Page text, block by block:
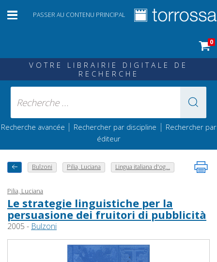
PASSER AU CONTENU PRINCIPAL
0
VOTRE LIBRAIRIE DIGITALE DE
RECHERCHE
Recherche avancée | Rechercher par discipline | Rechercher par
éditeur
Bulzoni Pilia, Luciana Lingua italiana d'og...
Pilia, Luciana
Le strategie linguistiche per la
persuasione dei fruitori di pubblicità
2005 - Bulzoni